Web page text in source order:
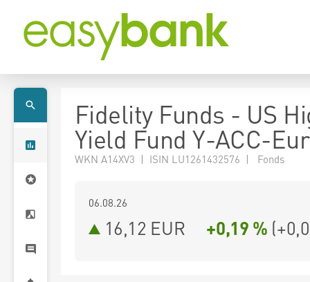
Fidelity Funds - US
Yield Fund Y-ACC-
WKN A14XV3 | ISIN LU1261432576 | Fonds
06.08.26
16,12 EUR +0,19 % (